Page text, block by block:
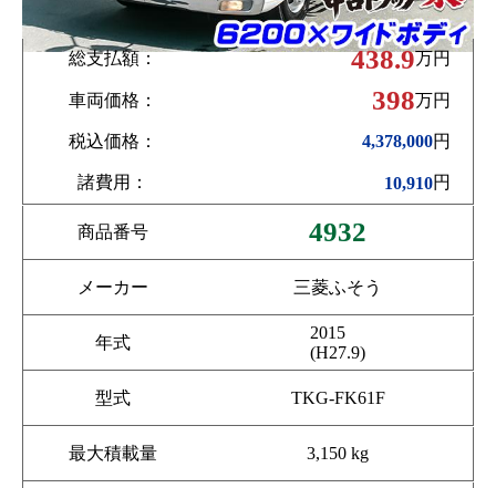
総支払額： 438.9万円
車両価格： 398万円
税込価格： 4,378,000円
諸費用： 10,910円
商品番号 4932
メーカー 三菱ふそう
年式
2015
(H27.9)
型式 TKG-FK61F
最大積載量 3,150 kg